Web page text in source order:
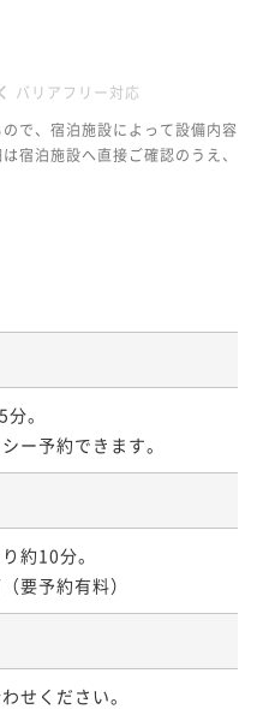
バリアフリー対応
で、宿泊施設によって設備内容
宿泊施設へ直接ご確認のうえ、
。
約10分。
要予約有料）
せください。